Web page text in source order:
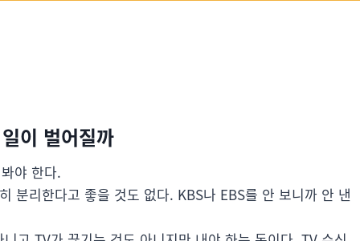
이 벌어질까
야 한다.
분리한다고 좋을 것도 없다. KBS나 EBS를 안 보니까 안 낸